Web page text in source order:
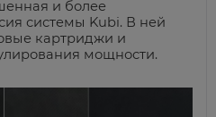
и более
системы Kubi. В ней
картриджи и
мощности.